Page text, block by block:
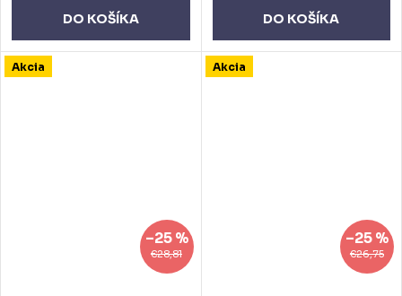
DO KOŠÍKA DO KOŠÍKA
Akcia
€28,81
–25 %
Akcia
€26,75
–25 %